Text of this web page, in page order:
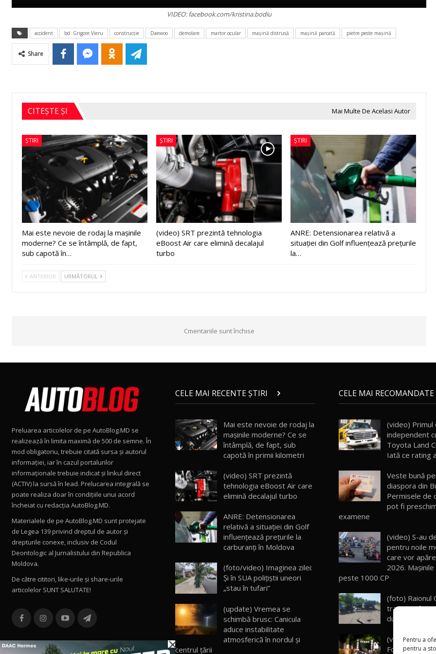
Pentru a
pentru a
VIDEO: facebook.com/kristina.bodiu
accident bd. Grigore Vieru construcţie Daewoo demolare martor ocular maşină distrusă maşină parcată pietre peste maşină
Share
CITEȘTE ȘI Mai Multe De Acelasi Autor
ȘTIRI
Mai este nevoie de rodaj la mașinile
moderne? Ce se întâmplă, de fapt,
sub capotă în…
ȘTIRI
(video) SRT prezintă tehnologia
eBoost Air care elimină decalajul
turbo
ȘTIRI
ANRE: Detensionarea relativă a
situației din Golf influențează prețurile
la…
ANTERIOR URMĂTORUL
Cmentariile sunt închise
Preluarea articolelor de pe AutoBlog.MD se
realizează în limita maximă de 500 de semne. În
mod obligatoriu, trebuie citată sursa și autorul
informației, iar în cazul portalurilor
informaționale trebuie indicat și linkul direct
(ACTIV) la sursă în lead. Prelucarea integrală se
poate realiza doar în condițiile unui acord
încheiat cu redacţia AutoBlog.MD.
Materialele de pe AutoBlog.MD sunt protejate
de Legea 139 privind dreptul de autor și
drepturile conexe, inclusiv de Codul
Deontologic al Jurnalistului din Republica
Moldova.
De către cititori, like-urile şi share-urile
articolelor SUNT SALUTATE!
CELE MAI RECENTE ȘTIRI
Mai este nevoie de rodaj la
mașinile moderne? Ce se
întâmplă, de fapt, sub
capotă în primii kilometri
(video) SRT prezintă
tehnologia eBoost Air care
elimină decalajul turbo
ANRE: Detensionarea
relativă a situației din Golf
influențează prețurile la
carburanți în Moldova
(foto/video) Imaginea zilei:
Și în SUA polițiștii uneori
„stau în tufari”
(update) Vremea se
schimbă brusc: Canicula
aduce instabilitate
atmosferică în nordul și
centrul țării
CELE MAI RECOMANDATE
(video)
independent
Toyota Land
Iată ce rating
Veste bună
diaspora din
Permisele de
pot fi
examene
(video) S-au
pentru noile
care vor
2026.
peste 1000 CP
(foto) Raionul
tractor a fost
după impactul
(video) Noua
Formula E –
×